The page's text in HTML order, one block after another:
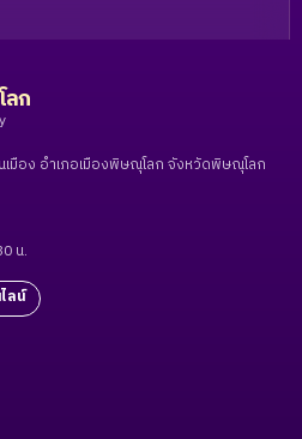
ลก
เมือง อำเภอเมืองพิษณุโลก จังหวัดพิษณุโลก
น.
ลน์